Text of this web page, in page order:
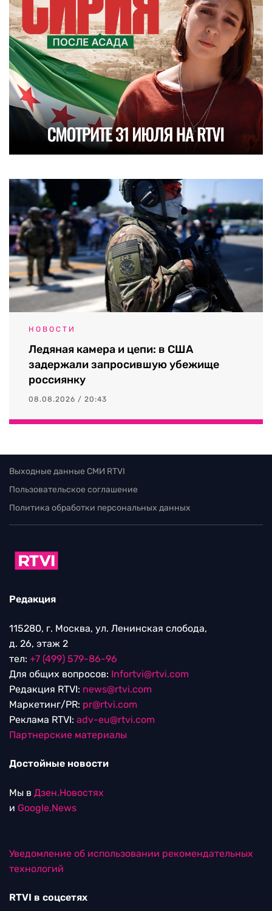
НОВОСТИ
Ледяная камера и цепи: в США
задержали запросившую убежище
россиянку
08.08.2026 / 20:43
Выходные данные СМИ RTVI
Пользовательское соглашение
Политика обработки персональных данных
Редакция
115280, г. Москва, ул. Ленинская слобода,
д. 26, этаж 2
тел: +7 (499) 579-86-96
Для общих вопросов: Infortvi@rtvi.com
Редакция RTVI: news@rtvi.com
Маркетинг/PR: pr@rtvi.com
Реклама RTVI: adv-eu@rtvi.com
Партнерские материалы
Достойные новости
Мы в Дзен.Новостях
и Google.News
Уведомление об использовании рекомендательных
технологий
RTVI в соцсетях